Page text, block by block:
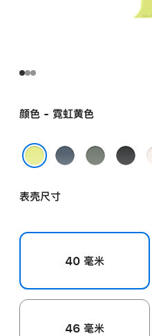
颜色 - 霓虹黄色
铁
蓝
灰
黑
淡
表壳尺寸
40 毫米
46 毫米